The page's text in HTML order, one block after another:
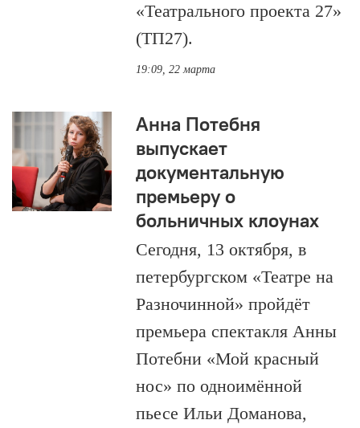
«Театрального проекта 27»
(ТП27).
19:09, 22 марта
Анна Потебня
выпускает
документальную
премьеру о
больничных клоунах
Сегодня, 13 октября, в
петербургском «Театре на
Разночинной» пройдёт
премьера спектакля Анны
Потебни «Мой красный
нос» по одноимённой
пьесе Ильи Доманова,